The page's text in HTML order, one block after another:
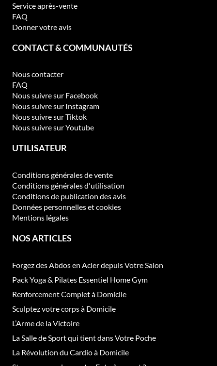
Service après-vente
FAQ
Donner votre avis
CONTACT & COMMUNAUTÉS
Nous contacter
FAQ
Nous suivre sur Facebook
Nous suivre sur Instagram
Nous suivre sur Tiktok
Nous suivre sur Youtube
UTILISATEUR
Conditions générales de vente
Conditions générales d'utilisation
Conditions de publication des avis
Données personnelles et cookies
Mentions légales
NOS ARTICLES
Forgez des Abdos en Acier depuis Votre Salon
Pack Yoga & Pilates Essentiel Home Gym
Renforcement Complet à Domicile
Sculptez votre corps à Domicile
L’Arme de la Victoire
La Salle de Sport qui tient dans Votre Poche
La Révolution du Cardio à Domicile